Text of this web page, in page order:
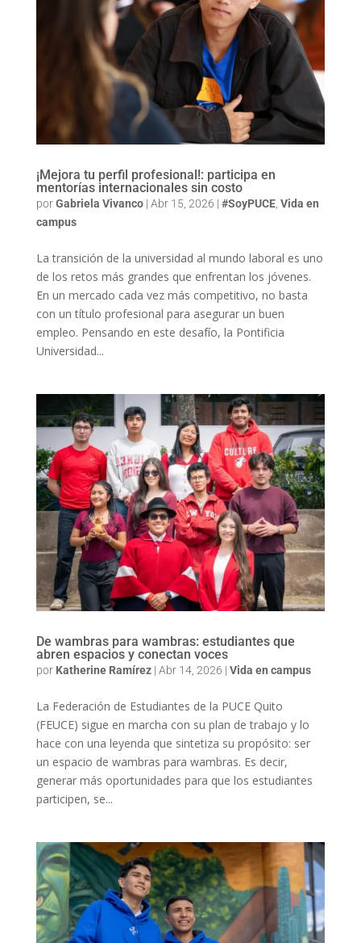
¡Mejora tu perfil profesional!: participa en
mentorías internacionales sin costo
porGabriela Vivanco| Abr 15, 2026 | #SoyPUCE, Vida en
campus
La transición de la universidad al mundo laboral es uno
de los retos más grandes que enfrentan los jóvenes.
En un mercado cada vez más competitivo, no basta
con un título profesional para asegurar un buen
empleo. Pensando en este desafío, la Pontificia
Universidad...
De wambras para wambras: estudiantes que
abren espacios y conectan voces
por Katherine Ramírez| Abr 14, 2026 | Vida en campus
La Federación de Estudiantes de la PUCE Quito
(FEUCE) sigue en marcha con su plan de trabajo y lo
hace con una leyenda que sintetiza su propósito: ser
un espacio de wambras para wambras. Es decir,
generar más oportunidades para que los estudiantes
participen, se...